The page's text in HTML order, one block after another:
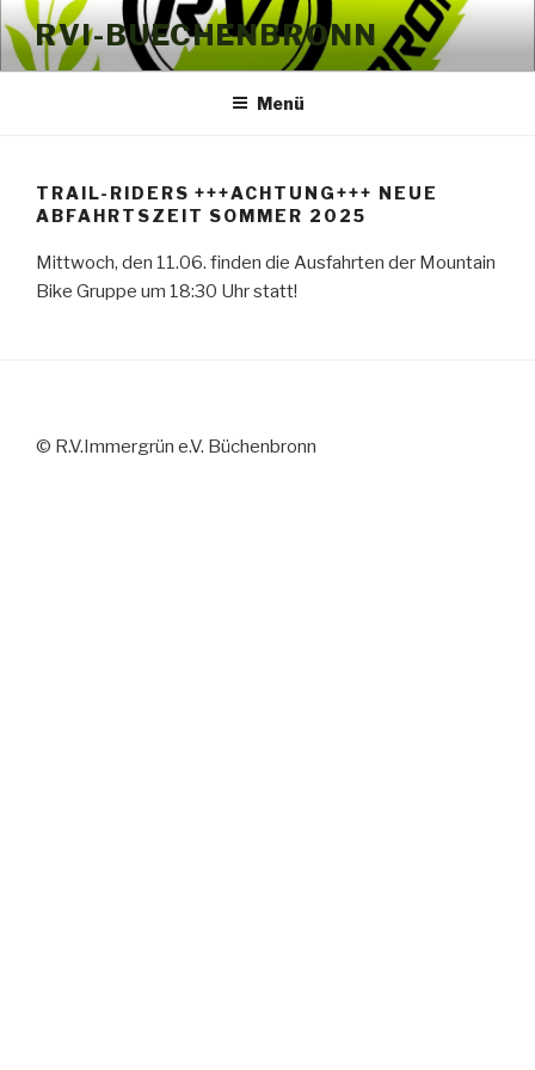
Zum
Inhalt
springen
RVI-BUECHENBRONN
Menü
TRAIL-RIDERS +++ACHTUNG+++ NEUE
ABFAHRTSZEIT SOMMER 2025
Mittwoch, den 11.06. finden die Ausfahrten der Mountain
Bike Gruppe um 18:30 Uhr statt!
© R.V.Immergrün e.V. Büchenbronn